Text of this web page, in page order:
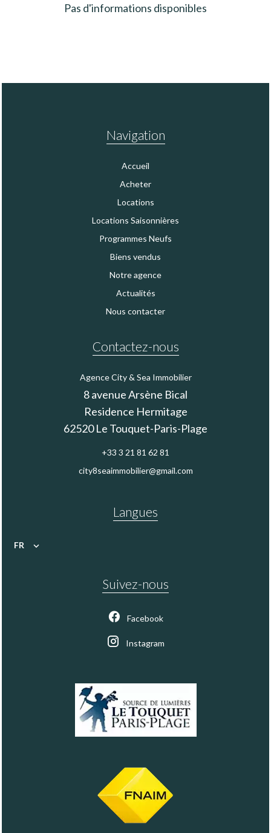
Pas d'informations disponibles
Navigation
Accueil
Acheter
Locations
Locations Saisonnières
Programmes Neufs
Biens vendus
Notre agence
Actualités
Nous contacter
Contactez-nous
Agence City & Sea Immobilier
8 avenue Arsène Bical
Residence Hermitage
62520Le Touquet-Paris-Plage
+33 3 21 81 62 81
city8seaimmobilier@gmail.com
Langues
FR
Suivez-nous
Facebook
Instagram